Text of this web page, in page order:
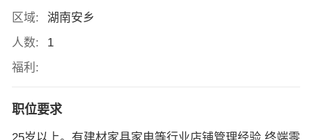
区域:
湖南安乡
人数:
1
福利:
职位要求
25岁以上。有建材家具家电等行业店铺管理经验,终端零